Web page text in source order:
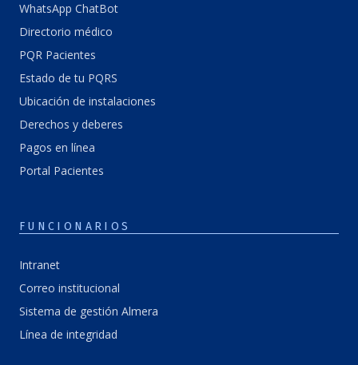
WhatsApp ChatBot
Directorio médico
PQR Pacientes
Estado de tu PQRS
Ubicación de instalaciones
Derechos y deberes
Pagos en línea
Portal Pacientes
FUNCIONARIOS
Intranet
Correo institucional
Sistema de gestión Almera
Línea de integridad